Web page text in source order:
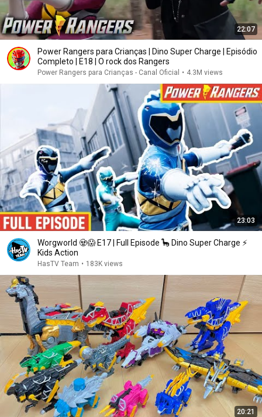
22:07
Power Rangers para Crianças | Dino Super Charge | Episódio
Completo | E18 | O rock dos Rangers
Power Rangers para Crianças - Canal Oficial • 4.3M views
23:03
Worgworld 🧟😱 E17 | Full Episode 🦕 Dino Super Charge ⚡
Kids Action
HasTV Team • 183K views
20:21